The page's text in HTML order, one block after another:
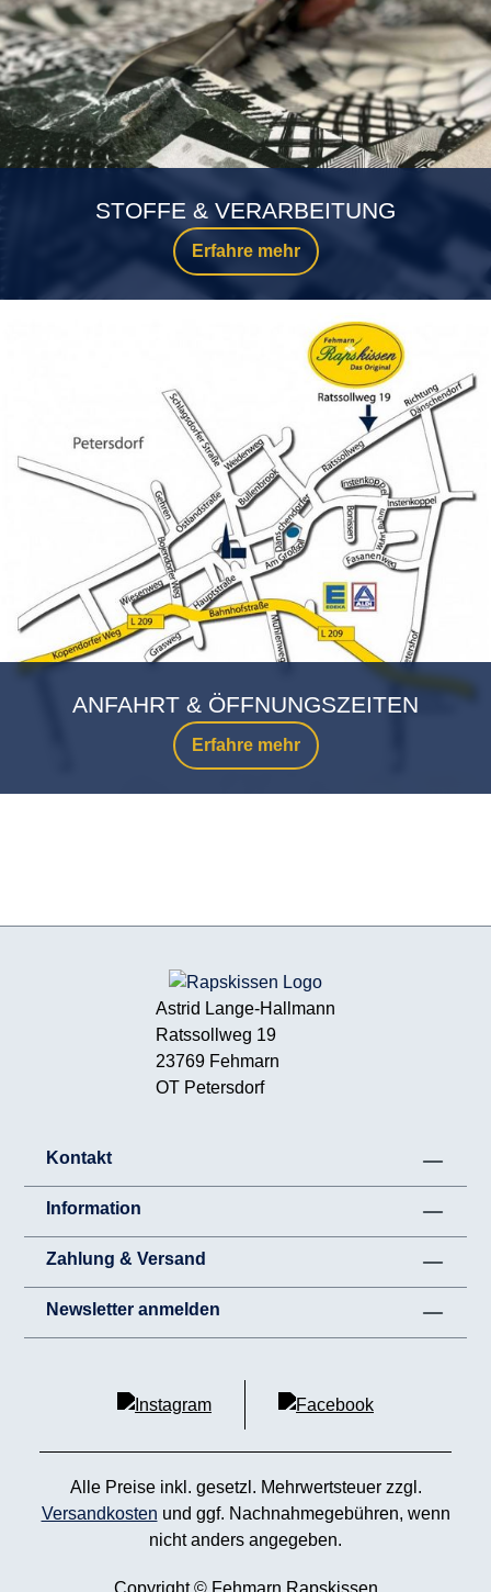
Erfahre mehr
STOFFE & VERARBEITUNG
Erfahre mehr
ANFAHRT & ÖFFNUNGSZEITEN
Astrid Lange-Hallmann
Ratssollweg 19
23769 Fehmarn
OT Petersdorf
Kontakt
Information
Zahlung & Versand
Newsletter anmelden
Alle Preise inkl. gesetzl. Mehrwertsteuer zzgl.
Versandkosten und ggf. Nachnahmegebühren, wenn
nicht anders angegeben.
Copyright © Fehmarn Rapskissen